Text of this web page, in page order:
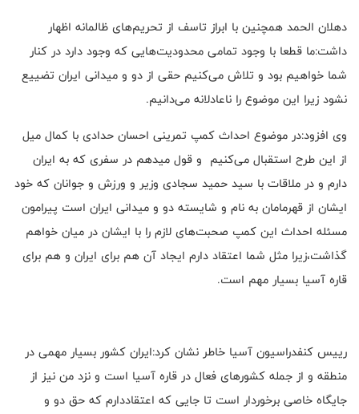
دهلان الحمد همچنین با ابراز تاسف از تحریم‌های ظالمانه اظهار
داشت:ما قطعا با وجود تمامی محدودیت‌هایی که وجود دارد در کنار
شما خواهیم بود و تلاش می‌کنیم حقی از دو و میدانی ایران تضییع
نشود زیرا این موضوع را ناعادلانه می‌دانیم.
وی افزود:در موضوع احداث کمپ تمرینی احسان حدادی با کمال میل
از این طرح استقبال می‌کنیم و قول میدهم در سفری که به ایران
دارم و در ملاقات با سید حمید سجادی وزیر و ورزش و جوانان که خود
ایشان از قهرمامان به نام و شایسته دو و میدانی ایران است پیرامون
مسئله احداث این کمپ صحبت‌های لازم را با ایشان در میان خواهم
گذاشت،زیرا مثل شما اعتقاد دارم ایجاد آن هم برای ایران و هم برای
قاره آسیا بسیار مهم است.
رییس کنفدراسیون آسیا خاطر نشان کرد:ایران کشور بسیار مهمی در
منطقه و از جمله کشورهای فعال در قاره آسیا است و نزد من نیز از
جایگاه خاصی برخوردار است تا جایی که اعتقاددارم که حق دو و